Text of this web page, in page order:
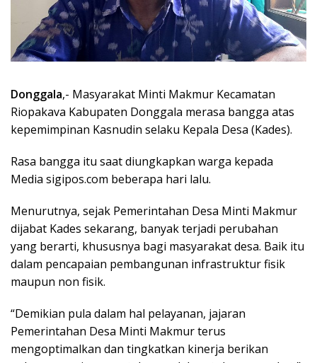
Donggala,- Masyarakat Minti Makmur Kecamatan
Riopakava Kabupaten Donggala merasa bangga atas
kepemimpinan Kasnudin selaku Kepala Desa (Kades).
Rasa bangga itu saat diungkapkan warga kepada
Media sigipos.com beberapa hari lalu.
Menurutnya, sejak Pemerintahan Desa Minti Makmur
dijabat Kades sekarang, banyak terjadi perubahan
yang berarti, khususnya bagi masyarakat desa. Baik itu
dalam pencapaian pembangunan infrastruktur fisik
maupun non fisik.
“Demikian pula dalam hal pelayanan, jajaran
Pemerintahan Desa Minti Makmur terus
mengoptimalkan dan tingkatkan kinerja berikan